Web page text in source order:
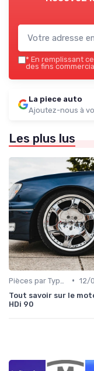
* En remplissant
des fins
La piece auto
Ajoutez-nous à
Les plus lus
• 12/
Tout savoir sur le
HDi 90